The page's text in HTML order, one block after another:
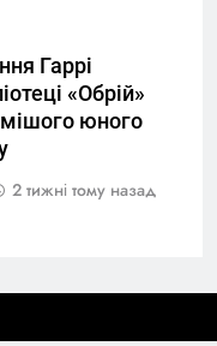
Гаррі
«Обрій»
юного
2 тижні тому назад